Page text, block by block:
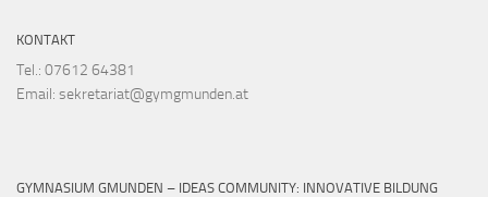
KONTAKT
Tel.: 07612 64381
Email: sekretariat@gymgmunden.at
GYMNASIUM GMUNDEN – IDEAS COMMUNITY: INNOVATIVE BILDUNG